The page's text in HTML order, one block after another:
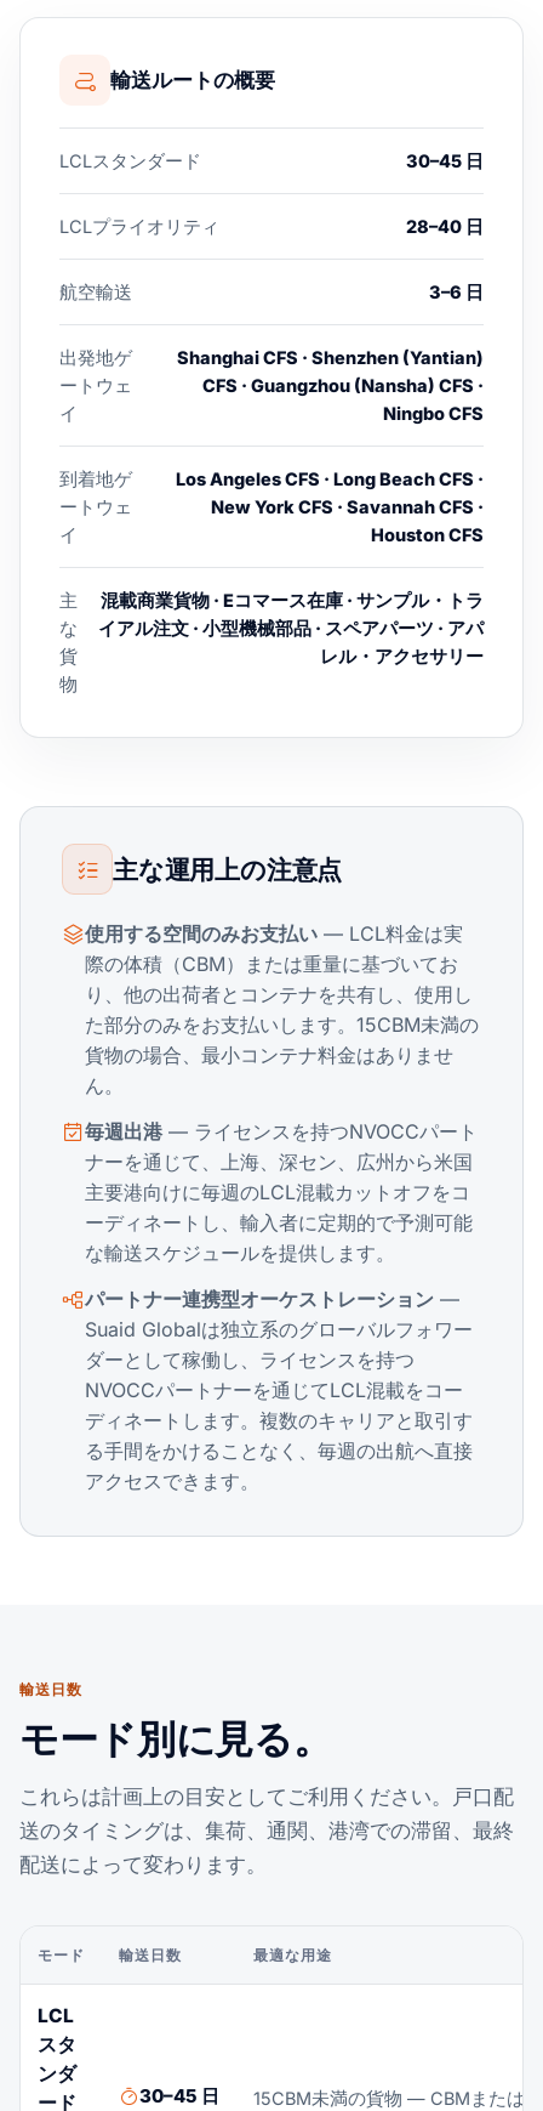
輸送ルートの概要
LCLスタンダード 30–45 日
LCLプライオリティ 28–40 日
航空輸送 3–6 日
出発地ゲ
ートウェ
イ
Shanghai CFS · Shenzhen (Yantian)
CFS · Guangzhou (Nansha) CFS ·
Ningbo CFS
到着地ゲ
ートウェ
イ
Los Angeles CFS · Long Beach CFS ·
New York CFS · Savannah CFS ·
Houston CFS
主
な
貨
物
混載商業貨物 · Eコマース在庫 · サンプル・トラ
イアル注文 · 小型機械部品 · スペアパーツ · アパ
レル・アクセサリー
主な運用上の注意点
使用する空間のみお支払い — LCL料金は実
際の体積（CBM）または重量に基づいてお
り、他の出荷者とコンテナを共有し、使用し
た部分のみをお支払いします。15CBM未満の
貨物の場合、最小コンテナ料金はありませ
ん。
毎週出港 — ライセンスを持つNVOCCパート
ナーを通じて、上海、深セン、広州から米国
主要港向けに毎週のLCL混載カットオフをコ
ーディネートし、輸入者に定期的で予測可能
な輸送スケジュールを提供します。
パートナー連携型オーケストレーション —
Suaid Globalは独立系のグローバルフォワー
ダーとして稼働し、ライセンスを持つ
NVOCCパートナーを通じてLCL混載をコー
ディネートします。複数のキャリアと取引す
る手間をかけることなく、毎週の出航へ直接
アクセスできます。
輸送日数
モード別に見る。
これらは計画上の目安としてご利用ください。戸口配
送のタイミングは、集荷、通関、港湾での滞留、最終
配送によって変わります。
モード 輸送日数 最適な用途
LCL
スタ
ンダ
ード
30–45 日 15CBM未満の貨物 — CBMまたは